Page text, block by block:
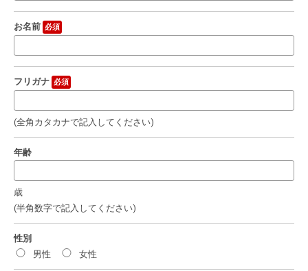
お名前 必須
フリガナ 必須
(全角カタカナで記入してください)
年齢
歳
(半角数字で記入してください)
性別
男性
女性